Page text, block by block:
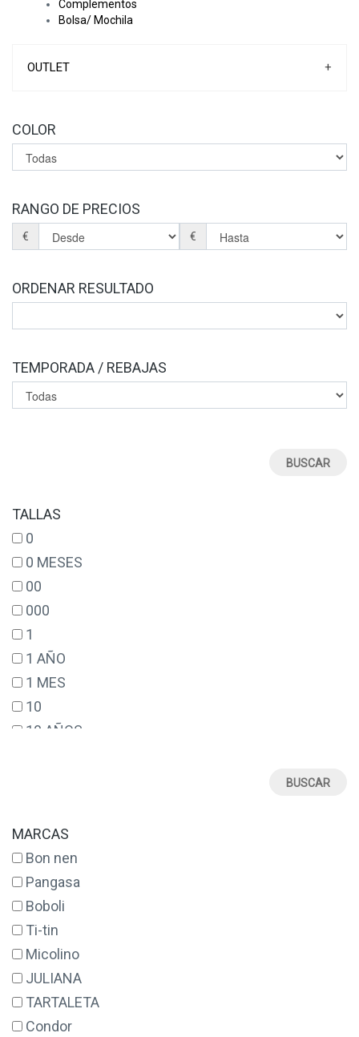
Complementos
Bolsa/ Mochila
OUTLET +
COLOR
RANGO DE PRECIOS
€ €
ORDENAR RESULTADO
TEMPORADA / REBAJAS
TALLAS
0
0 MESES
00
000
1
1 AÑO
1 MES
10
10 AÑOS
14
14 AÑOS
16
17
18
18 MESES
2
2 AÑOS
20
MARCAS
Bon nen
Pangasa
Boboli
Ti-tin
Micolino
JULIANA
TARTALETA
Condor